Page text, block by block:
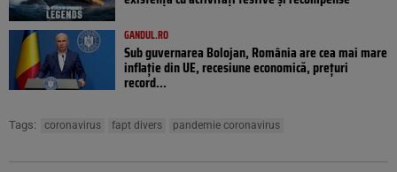
GANDUL.RO
Sub guvernarea Bolojan, România are cea mai mare
inflație din UE, recesiune economică, prețuri
record...
Tags: coronavirus fapt divers pandemie coronavirus